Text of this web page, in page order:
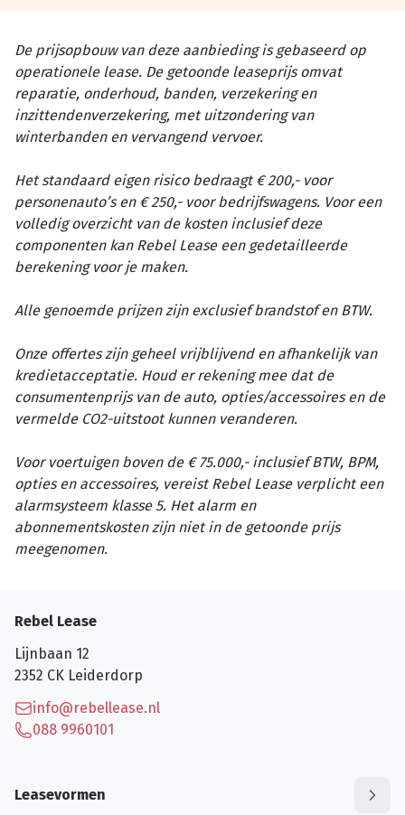
De prijsopbouw van deze aanbieding is gebaseerd op
operationele lease. De getoonde leaseprijs omvat
reparatie, onderhoud, banden, verzekering en
inzittendenverzekering, met uitzondering van
winterbanden en vervangend vervoer.
Het standaard eigen risico bedraagt € 200,- voor
personenauto’s en € 250,- voor bedrijfswagens. Voor een
volledig overzicht van de kosten inclusief deze
componenten kan Rebel Lease een gedetailleerde
berekening voor je maken.
Alle genoemde prijzen zijn exclusief brandstof en BTW.
Onze offertes zijn geheel vrijblijvend en afhankelijk van
kredietacceptatie. Houd er rekening mee dat de
consumentenprijs van de auto, opties/accessoires en de
vermelde CO2-uitstoot kunnen veranderen.
Voor voertuigen boven de € 75.000,- inclusief BTW, BPM,
opties en accessoires, vereist Rebel Lease verplicht een
alarmsysteem klasse 5. Het alarm en
abonnementskosten zijn niet in de getoonde prijs
meegenomen.
Rebel Lease
Lijnbaan 12
2352 CK Leiderdorp
info@rebellease.nl
088 9960101
Leasevormen